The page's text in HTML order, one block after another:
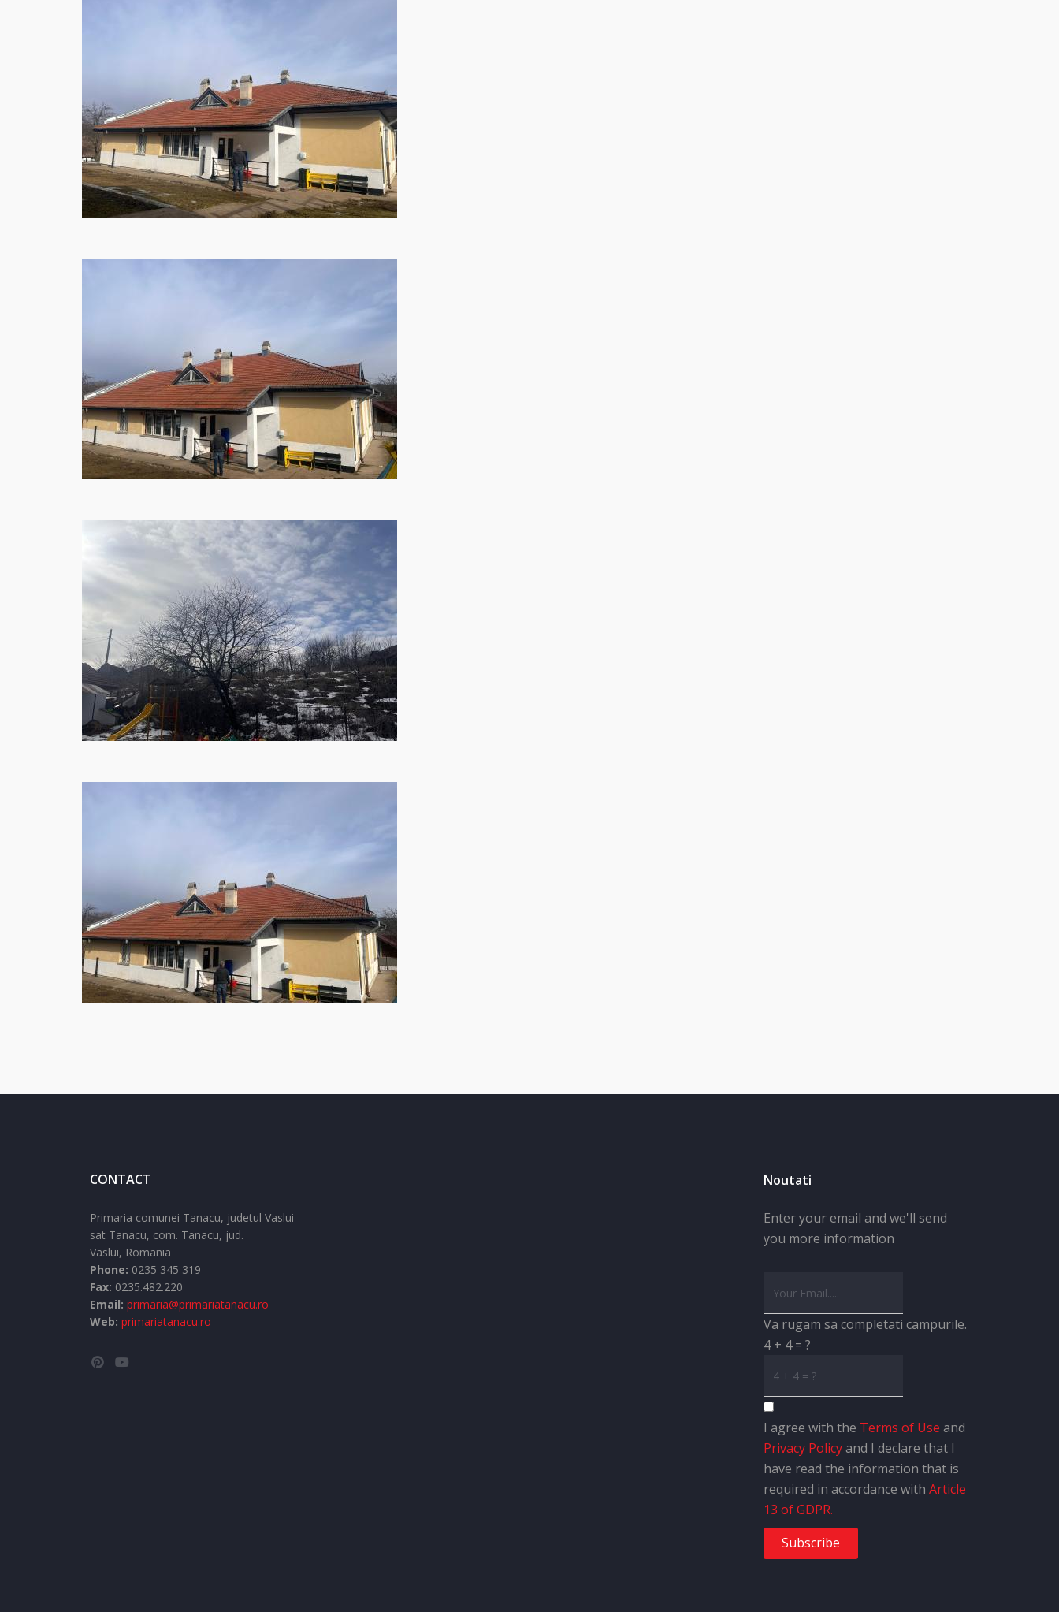
CONTACT
Primaria comunei Tanacu, judetul Vaslui
sat Tanacu, com. Tanacu, jud.
Vaslui, Romania
Phone: 0235 345 319
Fax: 0235.482.220
Email: primaria@primariatanacu.ro
Web: primariatanacu.ro
Noutati
Enter your email and we'll send
you more information
Va rugam sa completati campurile.
4 + 4 = ?
I agree with the Terms of Use and
Privacy Policyand I declare that I
have read the information that is
required in accordance with Article
13 of GDPR.
Subscribe